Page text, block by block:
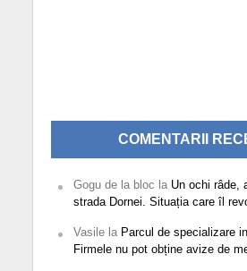
COMENTARII
Gogu de la bloc la Un ochi râde,
strada Dornei. Situația care îl
Vasilela Parcul de specializare
Firmele nu pot obține avize de